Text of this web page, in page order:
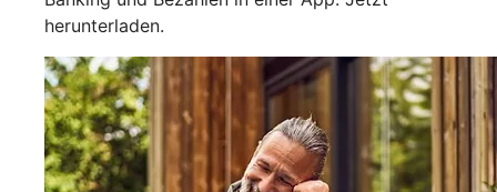
herunterladen.